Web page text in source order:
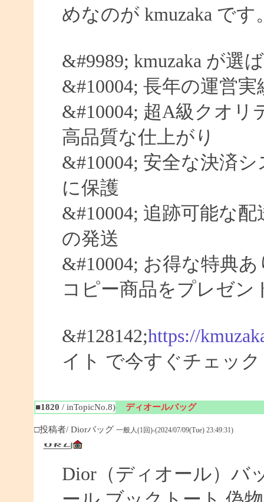
めなのが kmuzaka です
&#9989; kmuzaka が選
&#10004; 長年の運営
&#10004; 超A級クオリ
高品質な仕上がり
&#10004; 安全な決済
に保護
&#10004; 追跡可能な
の発送
&#10004; お得な特典
コピー商品をプレゼン
&#128142;https://
イト で今すぐチェック
■1820 / inTopicNo.8) ディオールバッグ
□投稿者/ Diorバッグ 一般人(1回)-(2024/07/09(Tue) 23:49:31)
Dior（ディオール）バ